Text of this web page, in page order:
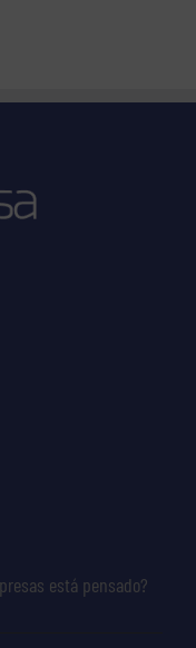
está pensado?